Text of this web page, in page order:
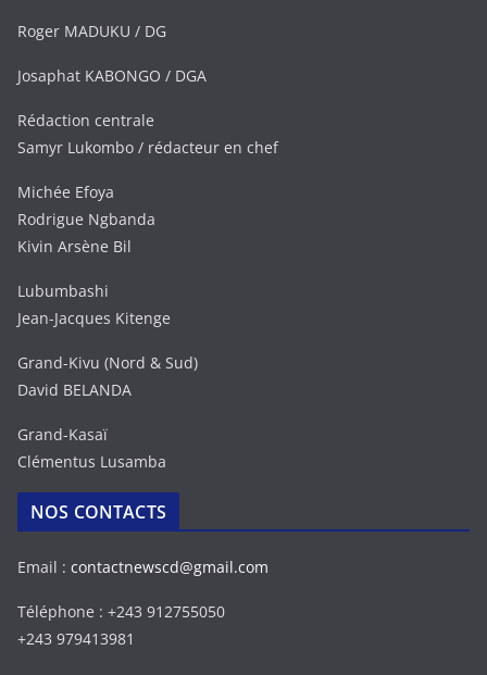
Roger MADUKU / DG
Josaphat KABONGO / DGA
Rédaction centrale
Samyr Lukombo / rédacteur en chef
Michée Efoya
Rodrigue Ngbanda
Kivin Arsène Bil
Lubumbashi
Jean-Jacques Kitenge
Grand-Kivu (Nord & Sud)
David BELANDA
Grand-Kasaï
Clémentus Lusamba
NOS CONTACTS
Email : contactnewscd@gmail.com
Téléphone : +243 912755050
+243 979413981